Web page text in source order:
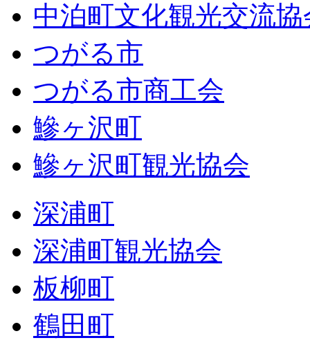
中泊町文化観光交流協
つがる市
つがる市商工会
鰺ヶ沢町
鰺ヶ沢町観光協会
深浦町
深浦町観光協会
板柳町
鶴田町